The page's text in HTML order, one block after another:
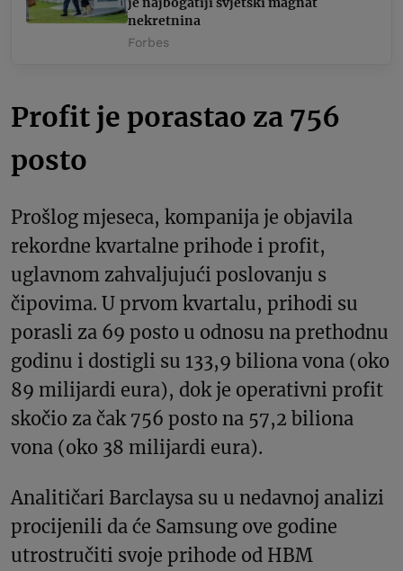
nekretnina
Forbes
Profit je porastao za 756
posto
Prošlog mjeseca, kompanija je objavila
rekordne kvartalne prihode i profit,
uglavnom zahvaljujući poslovanju s
čipovima. U prvom kvartalu, prihodi su
porasli za 69 posto u odnosu na prethodnu
godinu i dostigli su 133,9 biliona vona (oko
89 milijardi eura), dok je operativni profit
skočio za čak 756 posto na 57,2 biliona
vona (oko 38 milijardi eura).
Analitičari Barclaysa su u nedavnoj analizi
procijenili da će Samsung ove godine
utrostručiti svoje prihode od HBM